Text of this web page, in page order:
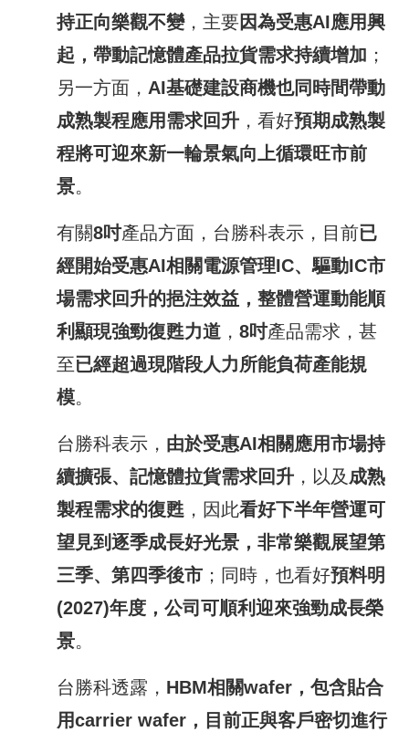
持正向樂觀不變，主要因為受惠AI應用興
起，帶動記憶體產品拉貨需求持續增加 ；
另一方面， AI基礎建設商機也同時間帶動
成熟製程應用需求回升 ，看好預期成熟製
程將可迎來新一輪景氣向上循環旺市前
景。
有關8吋產品方面，台勝科表示，目前已
經開始受惠AI相關電源管理IC、驅動IC市
場需求回升的挹注效益，整體營運動能順
利顯現強勁復甦力道 ，8吋產品需求，甚
至已經超過現階段人力所能負荷產能規
模。
台勝科表示， 由於受惠AI相關應用市場持
續擴張、記憶體拉貨需求回升 ，以及 成熟
製程需求的復甦 ，因此看好下半年營運可
望見到逐季成長好光景，非常樂觀展望第
三季、第四季後市 ；同時，也看好預料明
(2027)年度，公司可順利迎來強勁成長榮
景。
台勝科透露， HBM相關wafer ，包含貼合
用carrier wafer ，目前正與客戶密切進行